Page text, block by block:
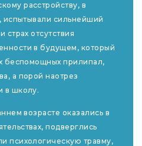
расстройству, в
испытывали сильнейший
страх отсутствия
в будущем, который
беспомощных прилипал,
а порой наотрез
в школу.
возрасте оказались в
подверглись
психологическую травму,